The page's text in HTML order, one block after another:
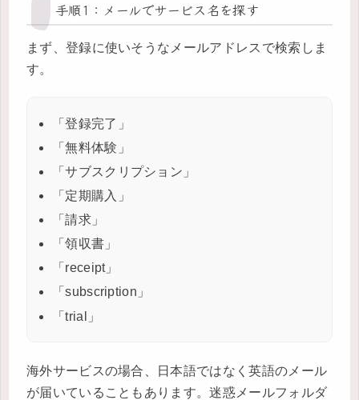
手順1：メールでサービス名を探す
まず、登録に使いそうなメールアドレスで検索しま
す。
「登録完了」
「無料体験」
「サブスクリプション」
「定期購入」
「請求」
「領収書」
「receipt」
「subscription」
「trial」
海外サービスの場合、日本語ではなく英語のメール
が届いていることもあります。迷惑メールフォルダ